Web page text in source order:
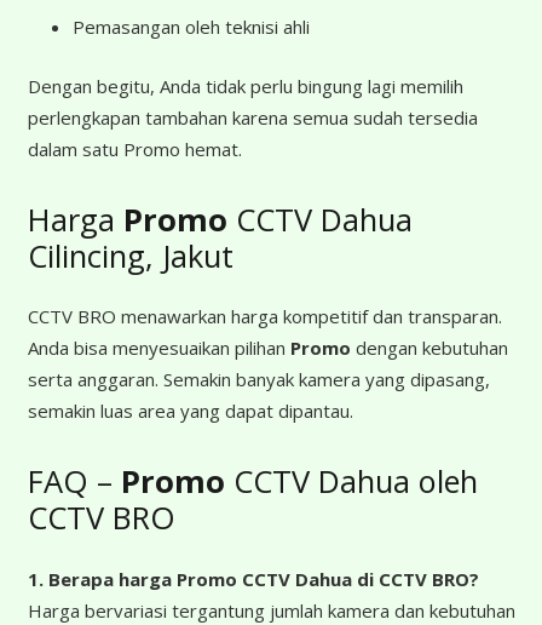
Pemasangan oleh teknisi ahli
Dengan begitu, Anda tidak perlu bingung lagi memilih
perlengkapan tambahan karena semua sudah tersedia
dalam satu Promo hemat.
Harga Promo CCTV Dahua
Cilincing, Jakut
CCTV BRO menawarkan harga kompetitif dan transparan.
Anda bisa menyesuaikan pilihan Promo dengan kebutuhan
serta anggaran. Semakin banyak kamera yang dipasang,
semakin luas area yang dapat dipantau.
FAQ – Promo CCTV Dahua oleh
CCTV BRO
1. Berapa harga Promo CCTV Dahua di CCTV BRO?
Harga bervariasi tergantung jumlah kamera dan kebutuhan